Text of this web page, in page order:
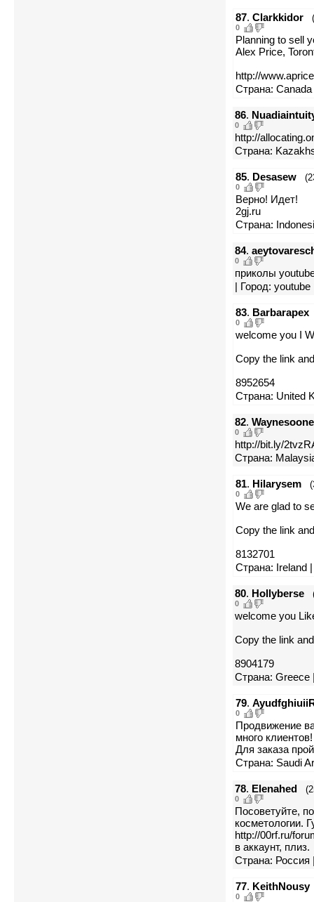
87. Clarkkidor
0
Planning to sell
Alex Price,
http://
Страна:
86.
0
http://
Страна:
85. Desasew
0
Верно! Идет!
2gj.ru
Страна:
84.
0
приколы
| Город: youtube
83. Barbarapex
0
welcome you I
Copy the link
8952654
Страна: United
82. Waynesoone
0
http://bit.ly/
Страна:
81. Hilarysem
0
We are glad to
Copy the link
8132701
Страна: Ireland
80. Hollyberse
0
welcome you
Copy the link
8904179
Страна: Greece
79.
0
Продвижение
много
Для заказа
Страна: Saudi
78. Elenahed
0
Посоветуйте,
косметологии.
http://00rf.ru/
в аккаунт, плиз.
Страна: Россия
77. KeithNousy
0